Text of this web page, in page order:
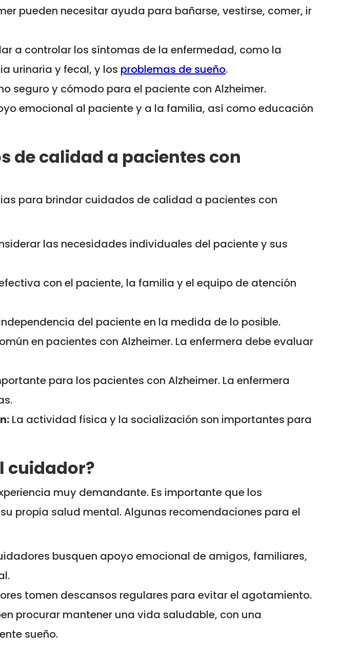
pueden necesitar ayuda para bañarse, vestirse, comer, ir
a controlar los síntomas de la enfermedad, como la
urinaria y fecal, y los problemas de sueño.
seguro y cómodo para el paciente con Alzheimer.
emocional al paciente y a la familia, así como educación
de calidad a pacientes con
para brindar cuidados de calidad a pacientes con
las necesidades individuales del paciente y sus
con el paciente, la familia y el equipo de atención
del paciente en la medida de lo posible.
en pacientes con Alzheimer. La enfermera debe evaluar
para los pacientes con Alzheimer. La enfermera
La actividad física y la socialización son importantes para
cuidador?
muy demandante. Es importante que los
propia salud mental. Algunas recomendaciones para el
busquen apoyo emocional de amigos, familiares,
tomen descansos regulares para evitar el agotamiento.
procurar mantener una vida saludable, con una
sueño.